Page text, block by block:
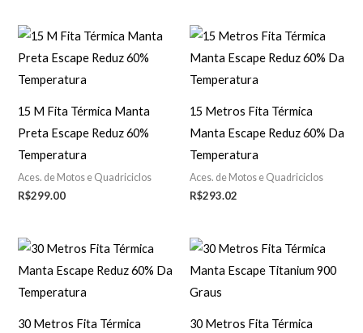
15 M Fita Térmica Manta
Preta Escape Reduz 60%
Temperatura
Aces. de Motos e Quadriciclos
R$299.00
15 Metros Fita Térmica
Manta Escape Reduz 60% Da
Temperatura
Aces. de Motos e Quadriciclos
R$293.02
30 Metros Fita Térmica
30 Metros Fita Térmica